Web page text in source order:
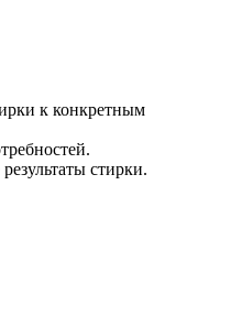
к конкретным
стирки.